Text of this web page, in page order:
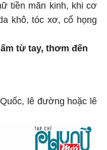
tiền mãn kinh, khi cơ
khô, tóc xơ, cổ họng
từ tay, thơm đến
lê đường hoặc lê